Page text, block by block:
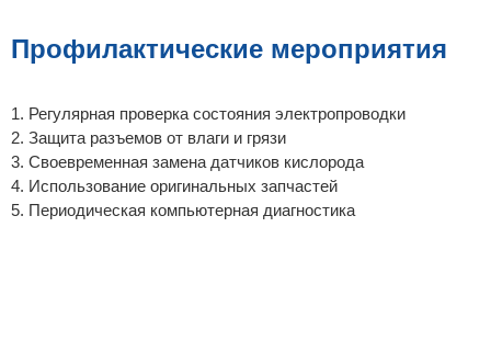
Профилактические мероприятия
1. Регулярная проверка состояния электропроводки
2. Защита разъемов от влаги и грязи
3. Своевременная замена датчиков кислорода
4. Использование оригинальных запчастей
5. Периодическая компьютерная диагностика